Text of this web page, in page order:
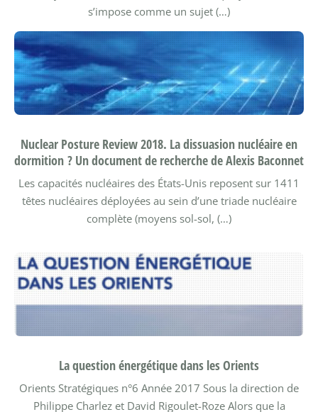
s’impose comme un sujet (…)
Nuclear Posture Review 2018. La dissuasion nucléaire en
dormition ? Un document de recherche de Alexis Baconnet
Les capacités nucléaires des États-Unis reposent sur 1411
têtes nucléaires déployées au sein d’une triade nucléaire
complète (moyens sol-sol, (…)
La question énergétique dans les Orients
Orients Stratégiques n°6 Année 2017 Sous la direction de
Philippe Charlez et David Rigoulet-Roze Alors que la